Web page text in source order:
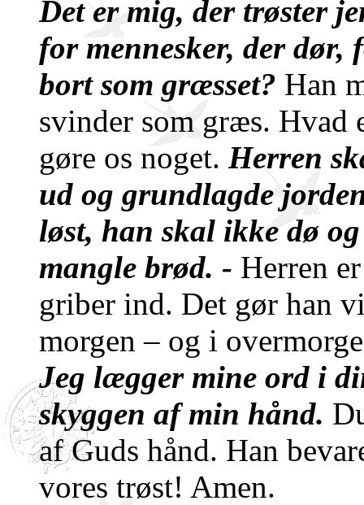
Det er mig, der trøster
for mennesker, der dør,
bort som græsset? Han
svinder som græs. Hvad
gøre os noget. Herren
ud og grundlagde
løst, han skal ikke dø
mangle brød. - Herren
griber ind. Det gør han
morgen – og i
Jeg lægger mine ord i
skyggen af min hånd.
af Guds hånd. Han
vores trøst! Amen.